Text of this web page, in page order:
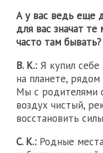
А у вас ведь еще
для вас значат те
часто там бывать?
В. К.: Я купил
на планете,
Мы с родителями
воздух чистый,
восстановить
С. К.: Родные